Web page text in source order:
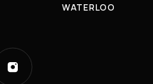
WATERLOO